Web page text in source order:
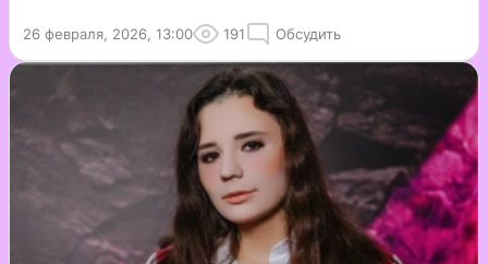
26 февраля, 2026, 13:00 191 Обсудить